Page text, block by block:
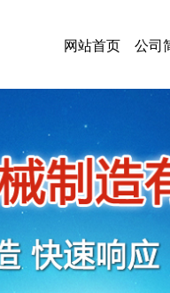
网站首页 公司